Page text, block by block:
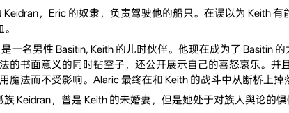
，Eric 的奴隶，负责驾驶他的船只。在误以为 Keith
一名男性 Basitin, Keith 的儿时伙伴。他现在成为了 Basitin
的书面意义的同时钻空子，还公开展示自己的喜怒哀乐。
魔法而不受影响。Alaric 最终在和 Keith 的战斗中从断桥上掉
族 Keidran，曾是 Keith 的未婚妻，但是她处于对族人舆论的